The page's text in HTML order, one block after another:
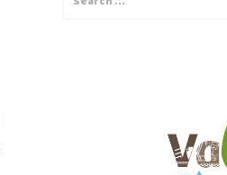
for: